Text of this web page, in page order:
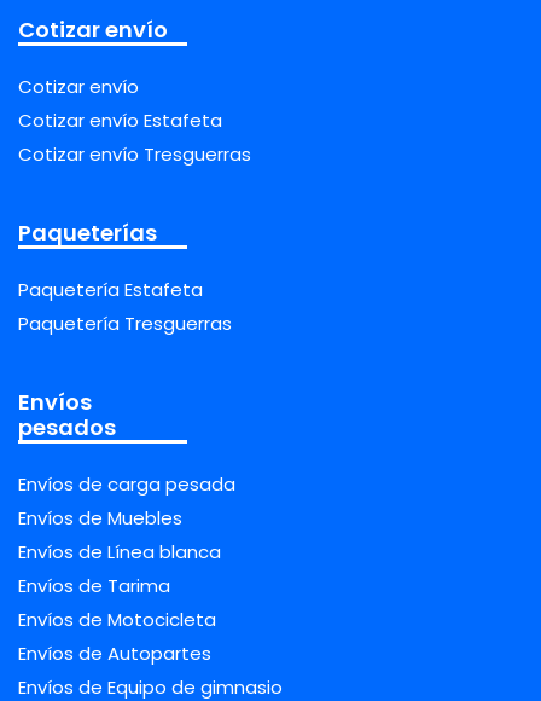
Cotizar envío
Cotizar envío
Cotizar envío Estafeta
Cotizar envío Tresguerras
Paqueterías
Paquetería Estafeta
Paquetería Tresguerras
Envíos
pesados
Envíos de carga pesada
Envíos de Muebles
Envíos de Línea blanca
Envíos de Tarima
Envíos de Motocicleta
Envíos de Autopartes
Envíos de Equipo de gimnasio